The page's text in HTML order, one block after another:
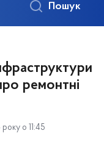
Пошук
ремонтні
о 11:45